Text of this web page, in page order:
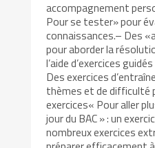
accompagnement
Pour se tester» pour
connaissances.– Des
pour aborder la
l’aide d’exercices
Des exercices
thèmes et de difficulté
exercices« Pour aller
jour du BAC » : un
nombreux exercices